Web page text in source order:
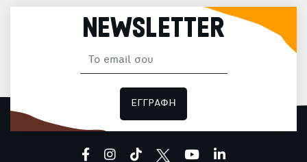
NEWSLETTER
ΕΓΓΡΑΦΗ
facebookinstagram
tiktok youtubelinkedin